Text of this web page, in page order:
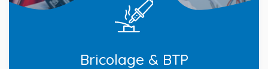
Bricolage & BTP